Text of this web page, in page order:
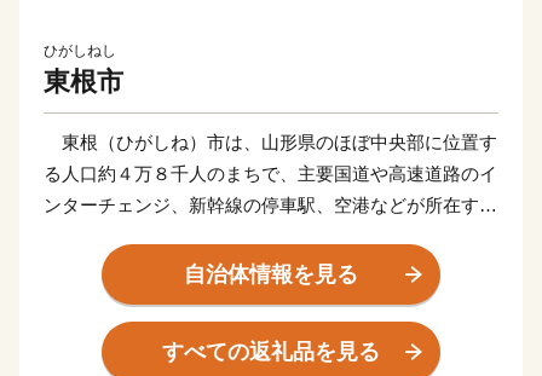
ひがしねし
東根市
東根（ひがしね）市は、山形県のほぼ中央部に位置す
る人口約４万８千人のまちで、主要国道や高速道路のイ
ンターチェンジ、新幹線の停車駅、空港などが所在する
山形県を代表する果物である「さくらんぼ」の生産量
は、東根市が日本一であり、さくらんぼの王様「佐藤
錦」発祥の地でもあります。また桃やぶどう、りんご、
ラ・フランスなど四季折々の果物の生産も盛んな「果樹
自治体情報を見る
すべての返礼品を見る